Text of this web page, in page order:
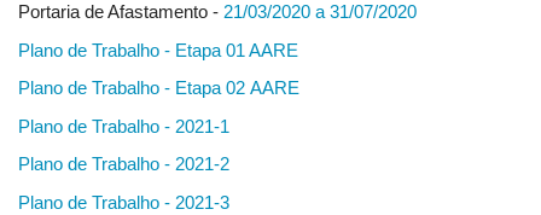
Portaria de Afastamento - 21/03/2020 a 31/07/2020
Plano de Trabalho - Etapa 01 AARE
Plano de Trabalho - Etapa 02 AARE
Plano de Trabalho - 2021-1
Plano de Trabalho - 2021-2
Plano de Trabalho - 2021-3